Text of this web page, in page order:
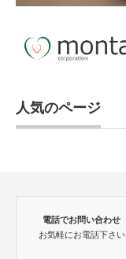
人気のページ
電話でお問い合わせ
お気軽にお電話下さい